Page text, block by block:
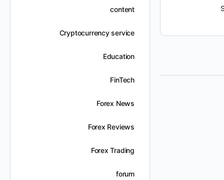
Suhailabushamlacontent
Cryptocurrency service
Education
FinTech
Forex News
Forex Reviews
Forex Trading
forum